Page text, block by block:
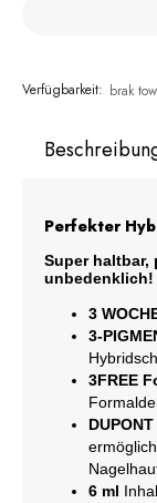
Verfügbarkeit: brak
Perfekter
Super
unbedenklich!
3
3-
3FREE
DUPONT
6 ml